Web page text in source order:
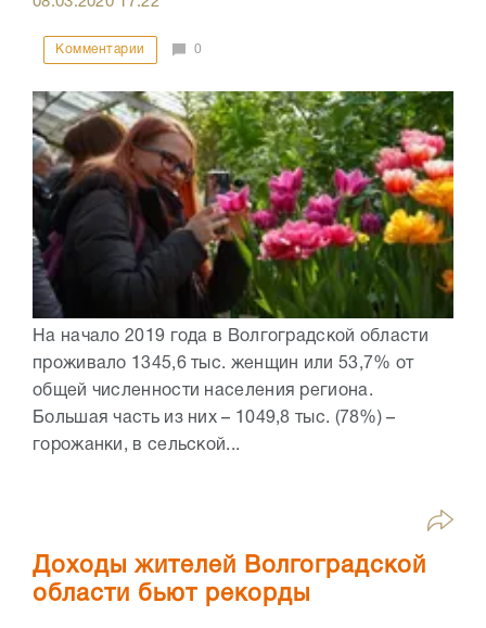
Комментарии 0
На начало 2019 года в Волгоградской области
проживало 1345,6 тыс. женщин или 53,7% от
общей численности населения региона.
Большая часть из них – 1049,8 тыс. (78%) –
горожанки, в сельской...
Доходы жителей Волгоградской
области бьют рекорды